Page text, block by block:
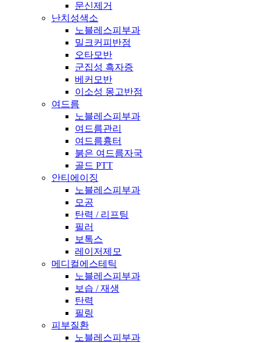
문신제거
난치성색소
노블레스피부과
밀크커피반점
오타모반
군집성 흑자증
베커모반
이소성 몽고반점
여드름
노블레스피부과
여드름관리
여드름흉터
붉은 여드름자국
골드 PTT
안티에이징
노블레스피부과
모공
탄력 / 리프팅
필러
보톡스
레이저제모
메디컬에스테틱
노블레스피부과
보습 / 재생
탄력
필링
피부질환
노블레스피부과